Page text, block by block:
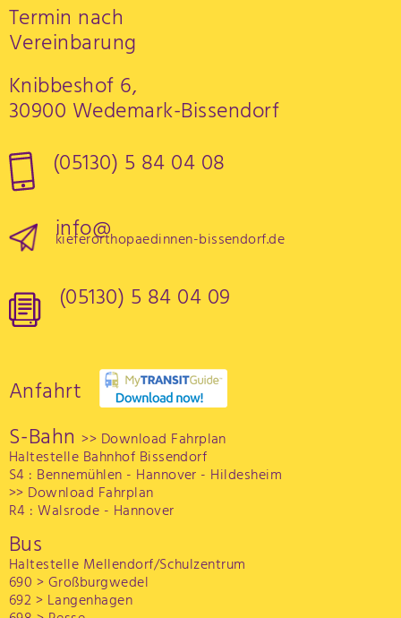
Termin nach
Vereinbarung
Knibbeshof 6,
30900 Wedemark-Bissendorf
(05130) 5 84 04 08
info@
kieferorthopaedinnen-bissendorf.de
(05130) 5 84 04 09
Anfahrt
S-Bahn>> Download Fahrplan
Haltestelle Bahnhof Bissendorf
S4 : Bennemühlen - Hannover - Hildesheim
>> Download Fahrplan
R4 : Walsrode - Hannover
Bus
Haltestelle Mellendorf/Schulzentrum
690 > Großburgwedel
692 > Langenhagen